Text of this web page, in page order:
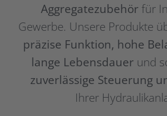
Aggregatezubehörfür
Gewerbe. Unsere Produkte
präzise Funktion, hohe
lange Lebensdauerund
zuverlässige Steuerung
Ihrer